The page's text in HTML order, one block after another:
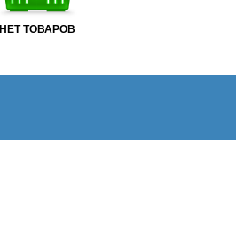
НЕТ ТОВАРОВ